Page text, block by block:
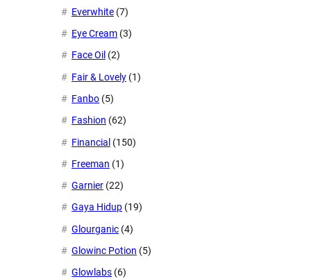
Everwhite (7)
Eye Cream (3)
Face Oil (2)
Fair & Lovely (1)
Fanbo (5)
Fashion (62)
Financial (150)
Freeman (1)
Garnier (22)
Gaya Hidup (19)
Glourganic (4)
Glowinc Potion (5)
Glowlabs (6)